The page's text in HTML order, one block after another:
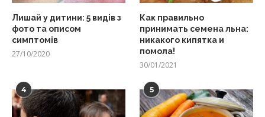
Лишай у дитини: 5 видів з
фото та описом
симптомів
27/10/2020
Как правильно
принимать семена льна:
никакого кипятка и
помола!
30/01/2021
4 5